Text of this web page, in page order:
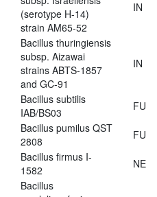
(serotype H-14)
strain AM65-52
IN
Bacillus thuringiensis
subsp. Aizawai
strains ABTS-1857
and GC-91
IN
Bacillus subtilis
IAB/BS03
FU
Bacillus pumilus QST
2808
FU
Bacillus firmus I-
1582
NE
Bacillus